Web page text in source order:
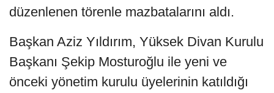
düzenlenen törenle mazbatalarını aldı.
Başkan Aziz Yıldırım, Yüksek Divan Kurulu
Başkanı Şekip Mosturoğlu ile yeni ve
önceki yönetim kurulu üyelerinin katıldığı